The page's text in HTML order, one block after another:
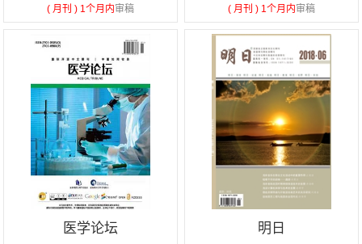
( 月刊 ) 1个月内审稿
( 月刊 ) 1个月内审稿
医学论坛 明日